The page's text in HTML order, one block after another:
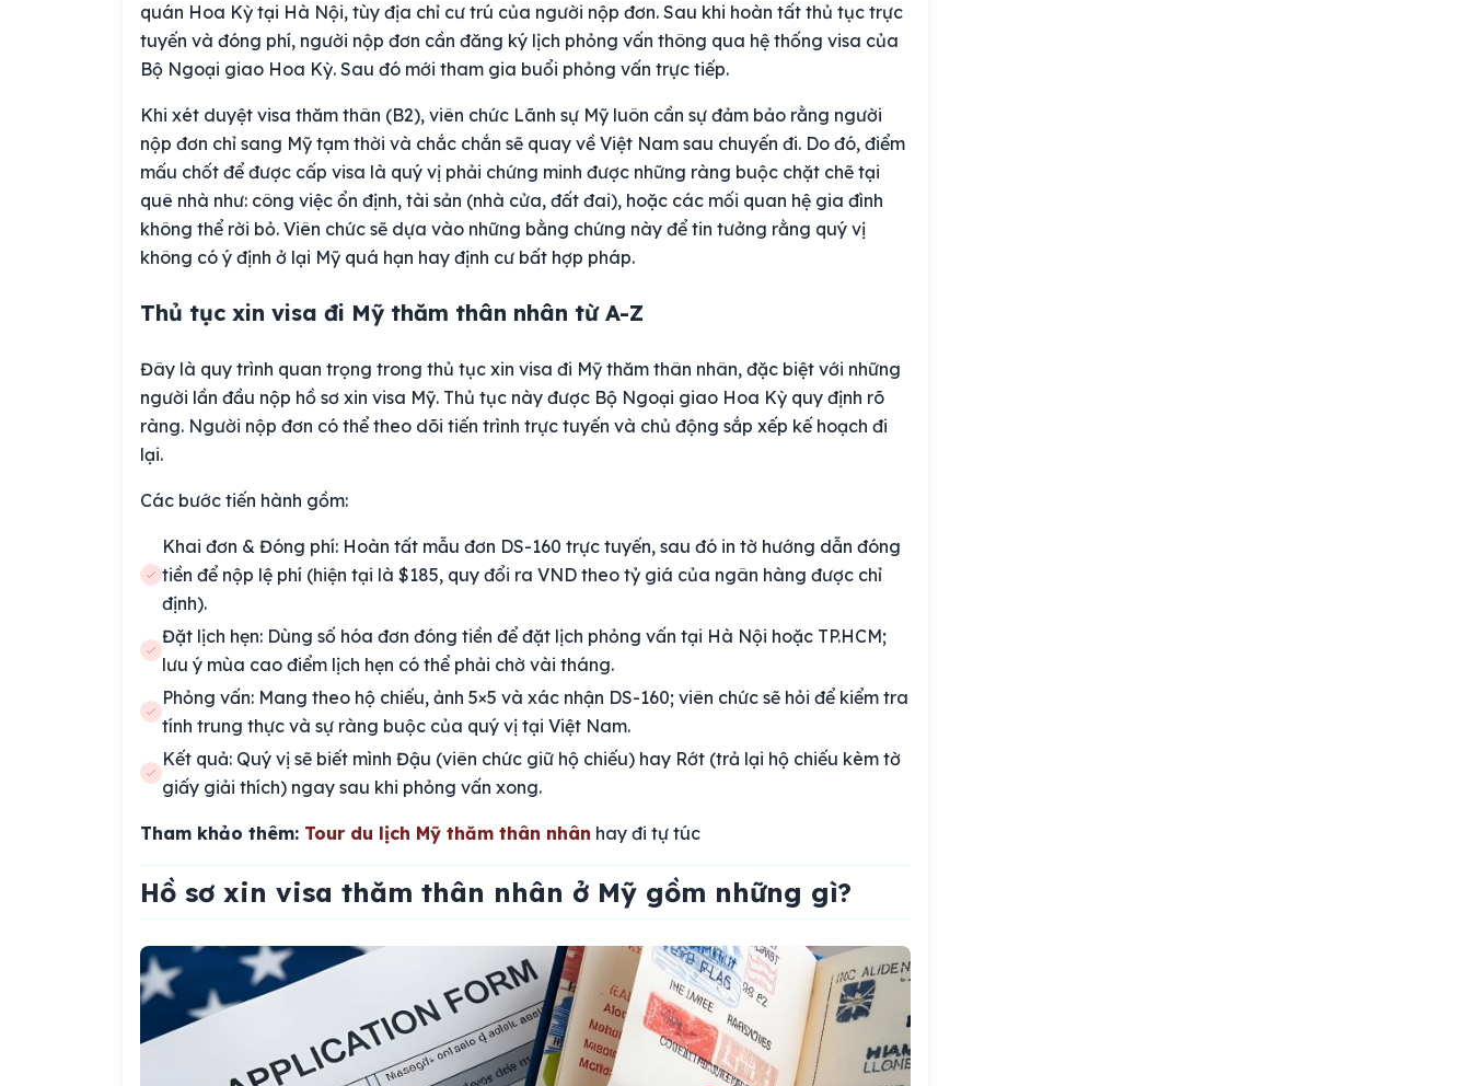
quán Hoa Kỳ tại Hà Nội, tùy địa chỉ cư trú của người nộp đơn. Sau khi hoàn tất thủ tục trực
tuyến và đóng phí, người nộp đơn cần đăng ký lịch phỏng vấn thông qua hệ thống visa của
Bộ Ngoại giao Hoa Kỳ. Sau đó mới tham gia buổi phỏng vấn trực tiếp.
Khi xét duyệt visa thăm thân (B2), viên chức Lãnh sự Mỹ luôn cần sự đảm bảo rằng người
nộp đơn chỉ sang Mỹ tạm thời và chắc chắn sẽ quay về Việt Nam sau chuyến đi. Do đó, điểm
mấu chốt để được cấp visa là quý vị phải chứng minh được những ràng buộc chặt chẽ tại
quê nhà như: công việc ổn định, tài sản (nhà cửa, đất đai), hoặc các mối quan hệ gia đình
không thể rời bỏ. Viên chức sẽ dựa vào những bằng chứng này để tin tưởng rằng quý vị
không có ý định ở lại Mỹ quá hạn hay định cư bất hợp pháp.
Thủ tục xin visa đi Mỹ thăm thân nhân từ A-Z
Đây là quy trình quan trọng trong thủ tục xin visa đi Mỹ thăm thân nhân, đặc biệt với những
người lần đầu nộp hồ sơ xin visa Mỹ. Thủ tục này được Bộ Ngoại giao Hoa Kỳ quy định rõ
ràng. Người nộp đơn có thể theo dõi tiến trình trực tuyến và chủ động sắp xếp kế hoạch đi
lại.
Các bước tiến hành gồm:
Khai đơn & Đóng phí: Hoàn tất mẫu đơn DS-160 trực tuyến, sau đó in tờ hướng dẫn đóng
tiền để nộp lệ phí (hiện tại là $185, quy đổi ra VND theo tỷ giá của ngân hàng được chỉ
định).
Đặt lịch hẹn: Dùng số hóa đơn đóng tiền để đặt lịch phỏng vấn tại Hà Nội hoặc TP.HCM;
lưu ý mùa cao điểm lịch hẹn có thể phải chờ vài tháng.
Phỏng vấn: Mang theo hộ chiếu, ảnh 5×5 và xác nhận DS-160; viên chức sẽ hỏi để kiểm tra
tính trung thực và sự ràng buộc của quý vị tại Việt Nam.
Kết quả: Quý vị sẽ biết mình Đậu (viên chức giữ hộ chiếu) hay Rớt (trả lại hộ chiếu kèm tờ
giấy giải thích) ngay sau khi phỏng vấn xong.
Tham khảo thêm: Tour du lịch Mỹ thăm thân nhân hay đi tự túc
Hồ sơ xin visa thăm thân nhân ở Mỹ gồm những gì?